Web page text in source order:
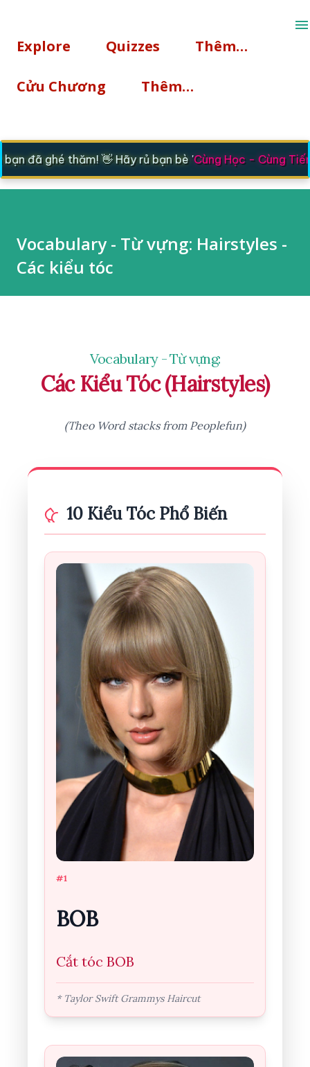
Explore Quizzes Thêm…
Cửu Chương Thêm…
đã ghé thăm! 👋 Hãy rủ bạn bè 'Cùng Học - Cùng Tiến'
Vocabulary - Từ vựng: Hairstyles -
Các kiểu tóc
Vocabulary - Từ vựng:
Các Kiểu Tóc (Hairstyles)
(Theo Word stacks from Peoplefun)
10 Kiểu Tóc Phổ Biến
#1
BOB
Cắt tóc BOB
* Taylor Swift Grammys Haircut